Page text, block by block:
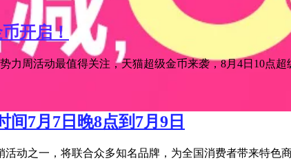
开启！
力周活动最值得关注，天猫超级金币来袭，8月4日10点超
间7月7日晚8点到7月9日
活动之一，将联合众多知名品牌，为全国消费者带来特色